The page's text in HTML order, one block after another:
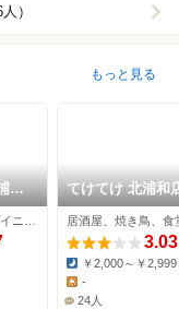
）
もっと見る
和
てけてけ 北浦和
居酒屋、焼き鳥、食
3.03
Dinner:
￥2,000～￥2,999
Lunch:
-
24人